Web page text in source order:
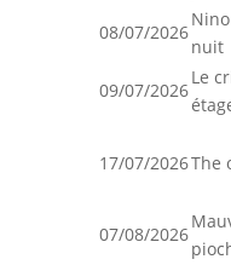
08/07/2026
nuit
09/07/2026
Le
17/07/2026The
07/08/2026